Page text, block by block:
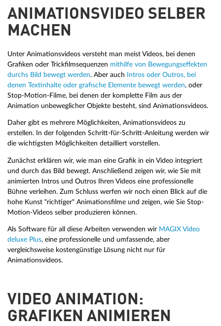
ANIMATIONSVIDEO SELBER
MACHEN
Unter Animationsvideos versteht man meist Videos, bei denen
Grafiken oder Trickfilmsequenzen mithilfe von Bewegungseffekten
durchs Bild bewegt werden. Aber auch
Intros oder Outros, bei
denen Textinhalte oder grafische Elemente bewegt werden, oder
Stop-Motion-Filme, bei denen der komplette Film aus der
Animation unbeweglicher Objekte besteht, sind Animationsvideos.
Daher gibt es mehrere Möglichkeiten, Animationsvideos zu
erstellen. In der folgenden Schritt-für-Schritt-Anleitung werden wir
die wichtigsten Möglichkeiten detailliert vorstellen.
Zunächst erklären wir, wie man eine Grafik in ein Video integriert
und durch das Bild bewegt. Anschließend zeigen wir, wie Sie mit
animierten Intros und Outros Ihren Videos eine professionelle
Bühne verleihen. Zum Schluss werfen wir noch einen Blick auf die
hohe Kunst "richtiger" Animationsfilme und zeigen, wie Sie Stop-
Motion-Videos selber produzieren können.
Als Software für all diese Arbeiten verwenden wir MAGIX Video
deluxe Plus, eine professionelle und umfassende, aber
vergleichsweise kostengünstige Lösung nicht nur für
Animationsvideos.
VIDEO ANIMATION:
GRAFIKEN ANIMIEREN